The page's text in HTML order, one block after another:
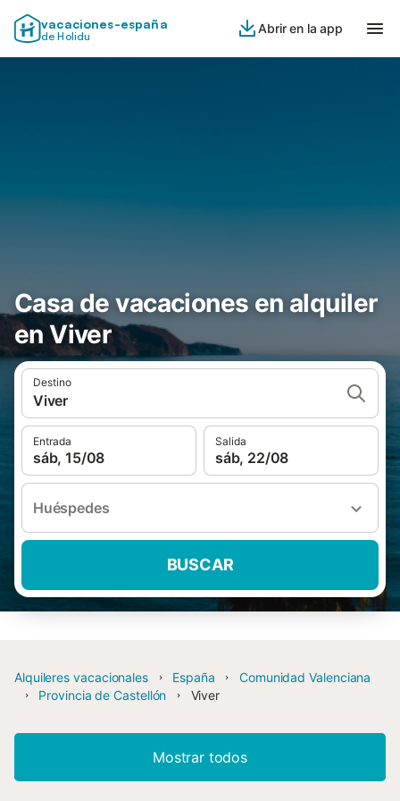
vacaciones-españa
de Holidu
Abrir en la app
Casa de vacaciones en alquiler
en Viver
Destino
Viver
Entrada
sáb, 15/08
Salida
sáb, 22/08
Huéspedes
BUSCAR
Alquileres vacacionales España
Comunidad Valenciana
Provincia de Castellón
Viver
Mostrar todos